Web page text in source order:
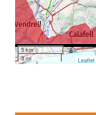
6 8
5 km
3 mi
Leaflet